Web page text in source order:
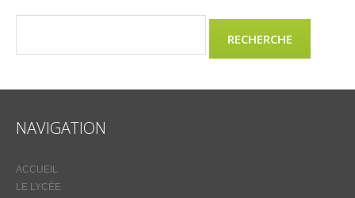
NAVIGATION
ACCUEIL
LE LYCÉE